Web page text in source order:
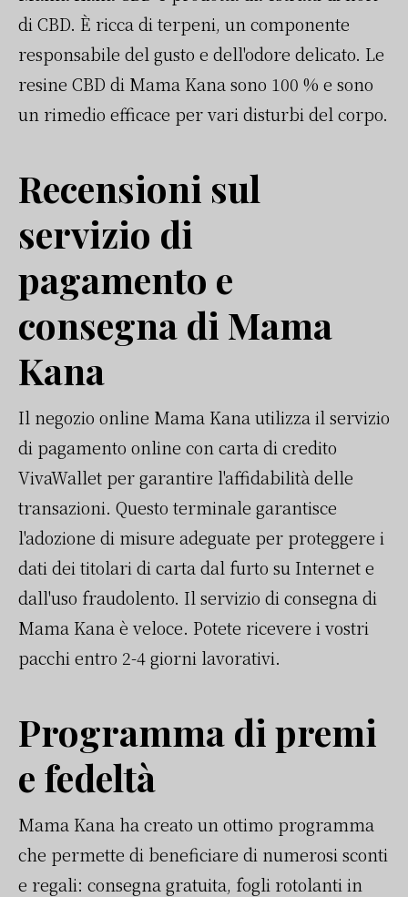
di CBD. È ricca di terpeni, un componente
responsabile del gusto e dell'odore delicato. Le
resine CBD di Mama Kana sono 100 % e sono
un rimedio efficace per vari disturbi del corpo.
Recensioni sul
servizio di
pagamento e
consegna di Mama
Kana
Il negozio online Mama Kana utilizza il servizio
di pagamento online con carta di credito
VivaWallet per garantire l'affidabilità delle
transazioni. Questo terminale garantisce
l'adozione di misure adeguate per proteggere i
dati dei titolari di carta dal furto su Internet e
dall'uso fraudolento. Il servizio di consegna di
Mama Kana è veloce. Potete ricevere i vostri
pacchi entro 2-4 giorni lavorativi.
Programma di premi
e fedeltà
Mama Kana ha creato un ottimo programma
che permette di beneficiare di numerosi sconti
e regali: consegna gratuita, fogli rotolanti in